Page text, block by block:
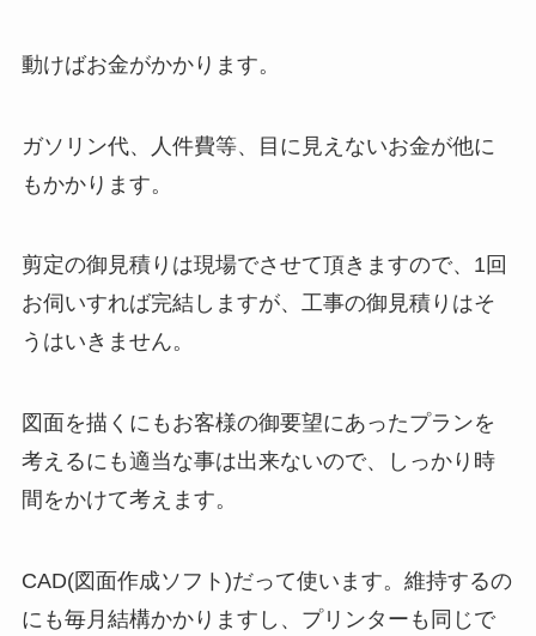
動けばお金がかかります。
ガソリン代、人件費等、目に見えないお金が他に
もかかります。
剪定の御見積りは現場でさせて頂きますので、1回
お伺いすれば完結しますが、工事の御見積りはそ
うはいきません。
図面を描くにもお客様の御要望にあったプランを
考えるにも適当な事は出来ないので、しっかり時
間をかけて考えます。
CAD(図面作成ソフト)だって使います。維持するの
にも毎月結構かかりますし、プリンターも同じで